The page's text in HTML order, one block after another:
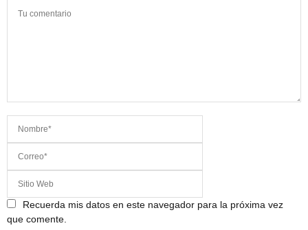
Recuerda mis datos en este navegador para la próxima vez
que comente.